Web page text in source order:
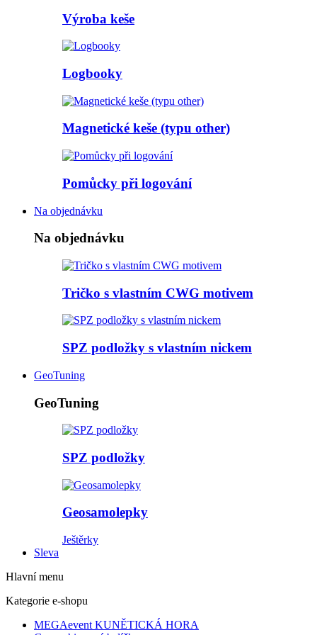
Výroba keše
Logbooky
Magnetické keše (typu other)
Pomůcky při logování
Na objednávku
Na objednávku
Tričko s vlastním CWG motivem
SPZ podložky s vlastním nickem
GeoTuning
GeoTuning
SPZ podložky
Geosamolepky
Ještěrky
Sleva
Hlavní menu
Kategorie e-shopu
MEGAevent KUNĚTICKÁ HORA